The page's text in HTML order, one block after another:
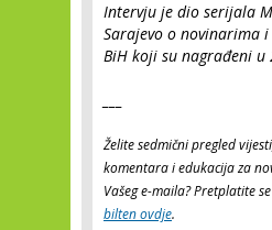
Intervju je dio serijala
Sarajevo o novinarima
BiH koji su nagrađeni u
Želite sedmični pregled
komentara i edukacija za
Vašeg e-maila? Pretplatite
bilten ovdje.